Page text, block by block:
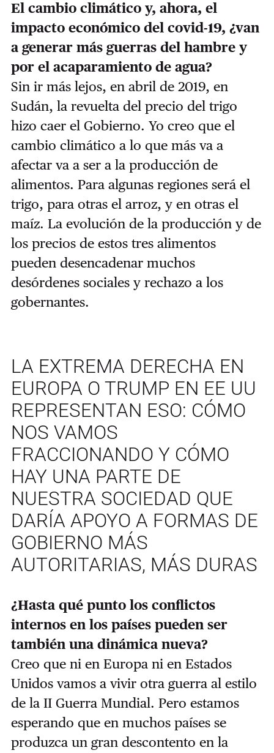
El cambio climático y, ahora, el
impacto económico del covid-19, ¿van
a generar más guerras del hambre y
por el acaparamiento de agua?
Sin ir más lejos, en abril de 2019, en
Sudán, la revuelta del precio del trigo
hizo caer el Gobierno. Yo creo que el
cambio climático a lo que más va a
afectar va a ser a la producción de
alimentos. Para algunas regiones será el
trigo, para otras el arroz, y en otras el
maíz. La evolución de la producción y de
los precios de estos tres alimentos
pueden desencadenar muchos
desórdenes sociales y rechazo a los
gobernantes.
LA EXTREMA DERECHA EN
EUROPA O TRUMP EN EE UU
REPRESENTAN ESO: CÓMO
NOS VAMOS
FRACCIONANDO Y CÓMO
HAY UNA PARTE DE
NUESTRA SOCIEDAD QUE
DARÍA APOYO A FORMAS DE
GOBIERNO MÁS
AUTORITARIAS, MÁS DURAS
¿Hasta qué punto los conflictos
internos en los países pueden ser
también una dinámica nueva?
Creo que ni en Europa ni en Estados
Unidos vamos a vivir otra guerra al estilo
de la II Guerra Mundial. Pero estamos
esperando que en muchos países se
produzca un gran descontento en la